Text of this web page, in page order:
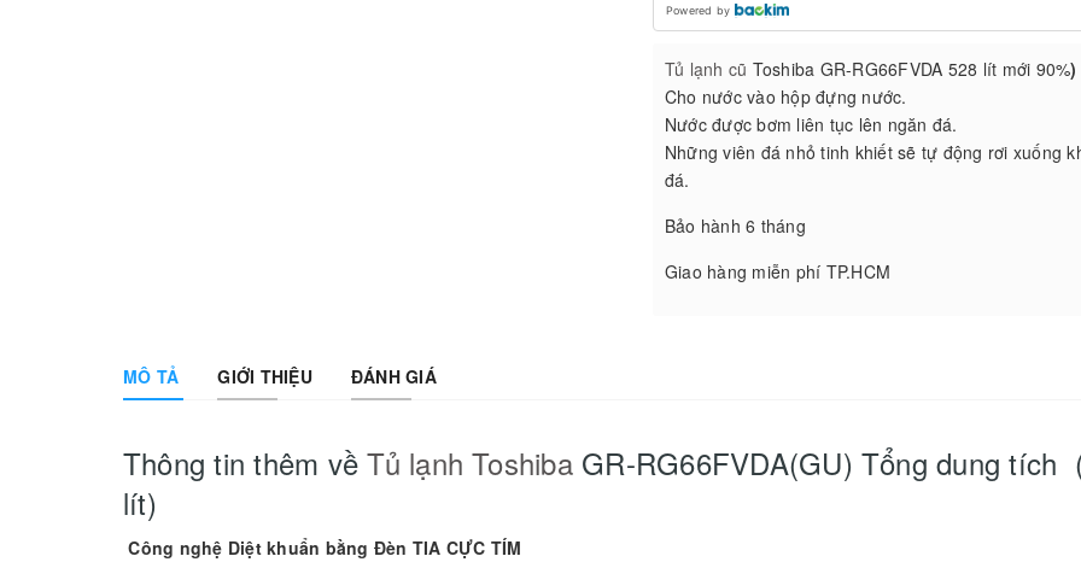
Powered by
Tủ lạnh cũ Toshiba GR-RG66FVDA 528 lít mới 90%)
Cho nước vào hộp đựng nước.
Nước được bơm liên tục lên ngăn đá.
Những viên đá nhỏ tinh khiết sẽ tự động rơi xuống
đá.
Bảo hành 6 tháng
Giao hàng miễn phí TP.HCM
MÔ TẢ GIỚI THIỆU ĐÁNH GIÁ
Thông tin thêm vềTủ lạnh ToshibaGR-RG66FVDA(GU) Tổng dung tích
lít)
Công nghệ Diệt khuẩn bằng Đèn TIA CỰC TÍM